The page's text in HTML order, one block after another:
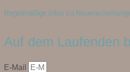
Regelmäßige Infos zu
Auf dem Laufenden
E-Mail